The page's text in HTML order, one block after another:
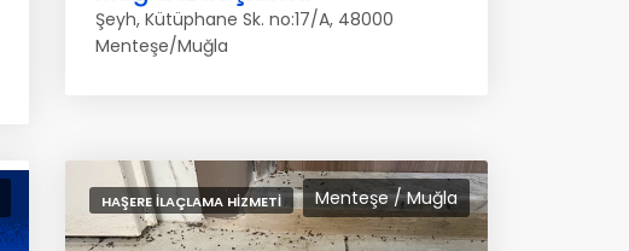
Şeyh, Kütüphane Sk. no:17/A, 48000
Menteşe/Muğla
Menteşe / Muğla
HAŞERE İLAÇLAMA HIZMETI